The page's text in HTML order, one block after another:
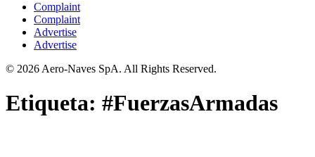
Complaint
Complaint
Advertise
Advertise
© 2026 Aero-Naves SpA. All Rights Reserved.
Etiqueta: #FuerzasArmadas